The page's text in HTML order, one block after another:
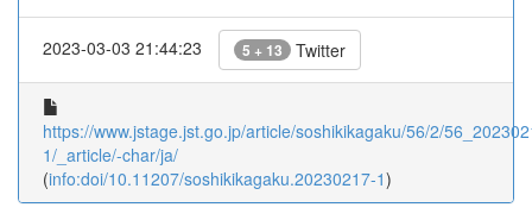
2023-03-03 21:44:23 5 + 13 Twitter
https://www.jstage.jst.go.jp/article/soshikikagaku/56/2/
1/_article/-char/ja/
(info:doi/10.11207/soshikikagaku.20230217-1)